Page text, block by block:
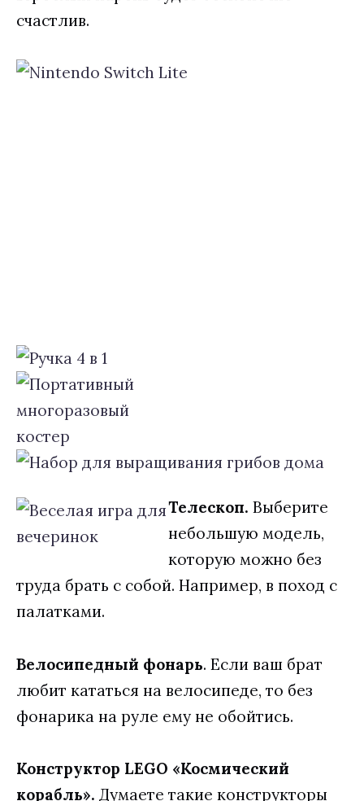
счастлив.
Телескоп. Выберите
небольшую модель,
которую можно без
труда брать с собой. Например, в поход с
палатками.
Велосипедный фонарь. Если ваш брат
любит кататься на велосипеде, то без
фонарика на руле ему не обойтись.
Конструктор LEGO «Космический
корабль». Думаете такие конструкторы